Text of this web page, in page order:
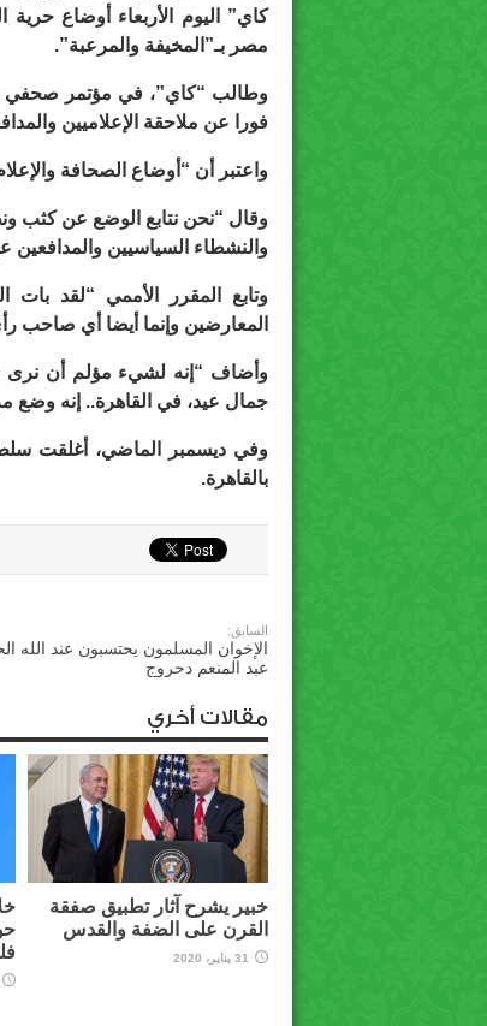
كاي” اليوم الأربعاء أوضاع
مصر بـ”المخيفة والمرعبة”.
وطالب “كاي”، في مؤتمر صحفي
فورا عن ملاحقة الإعلاميين
واعتبر أن “أوضاع الصحافة
وقال “نحن نتابع الوضع عن كثب
والنشطاء السياسيين والمدافعين
وتابع المقرر الأممي “لقد
المعارضين وإنما أيضا أي صاحب
وأضاف “إنه لشيء مؤلم أن نرى
جمال عيد، في القاهرة.. إنه وضع
وفي ديسمبر الماضي، أغلقت
بالقاهرة.
السابق:
الإخوان المسلمون يحتسبون عند الله
عبد المنعم دحروج
مقالات أخري
خبير يشرح آثار تطبيق صفقة
القرن على الضفة والقدس
31 يناير، 2020